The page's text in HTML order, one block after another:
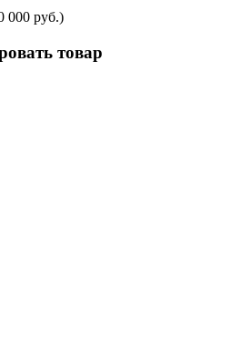
000 руб.)
товар